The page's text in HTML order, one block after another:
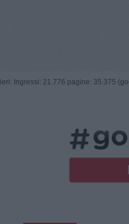
ieri: Ingressi: 21.776 pagine: 35.375